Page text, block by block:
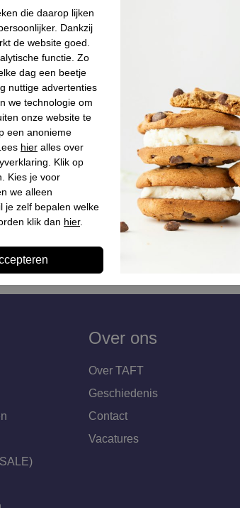
El vaquero
Dames enkellaars sleehak
€ 449,90
Over ons
Over TAFT
Geschiedenis
Contact
Vacatures
die daarop lijken
Dankzij
de website goed.
functie. Zo
dag een beetje
nuttige advertenties
we technologie om
onze website te
een anonieme
hier alles over
Klik op
Kies je voor
we alleen
je zelf bepalen welke
klik dan hier.